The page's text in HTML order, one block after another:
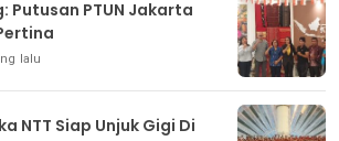
Putusan PTUN Jakarta
lalu
NTT Siap Unjuk Gigi Di